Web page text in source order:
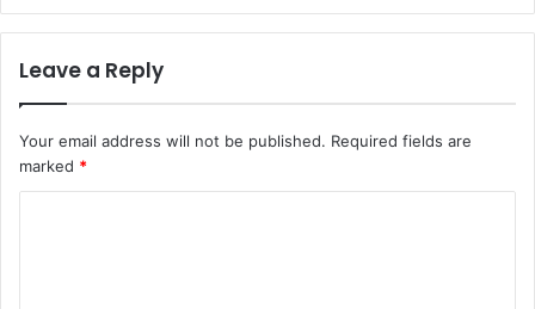
Leave a Reply
Your email address will not be published. Required fields are
marked *